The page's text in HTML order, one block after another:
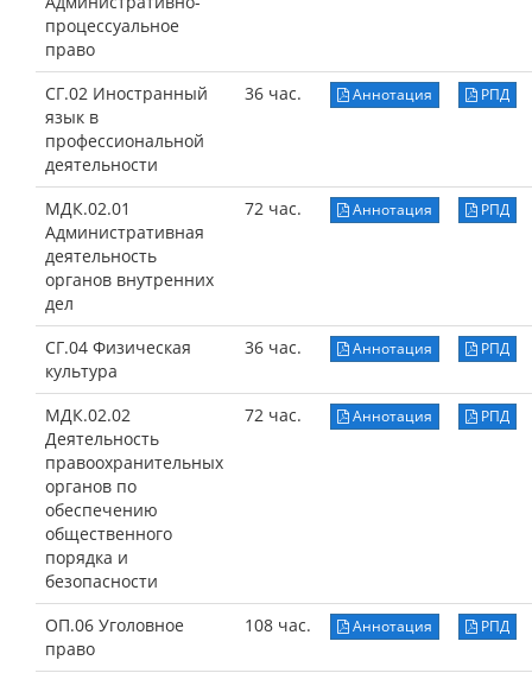
процессуальное
право
СГ.02 Иностранный
язык в
профессиональной
деятельности
36 час. Аннотация РПД
МДК.02.01
Административная
деятельность
органов внутренних
дел
72 час. Аннотация РПД
СГ.04 Физическая
культура
36 час. Аннотация РПД
МДК.02.02
Деятельность
правоохранительных
органов по
обеспечению
общественного
порядка и
безопасности
72 час. Аннотация РПД
ОП.06 Уголовное
право
108 час. Аннотация РПД